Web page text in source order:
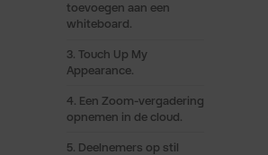
toevoegen aan een
whiteboard.
3. Touch Up My
Appearance.
4. Een Zoom-vergadering
opnemen in de cloud.
5. Deelnemers op stil